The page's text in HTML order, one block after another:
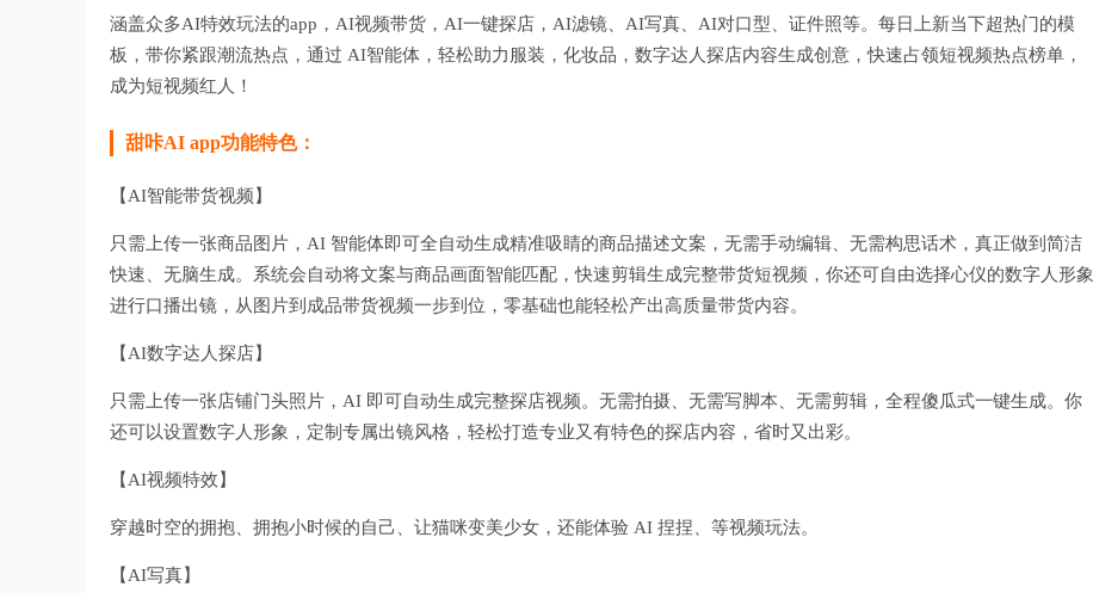
涵盖众多AI特效玩法的app，AI视频带货，AI一键探店，AI滤镜、AI写真、AI对口型、证件照等。每日上新当下超热门的模
板，带你紧跟潮流热点，通过 AI智能体，轻松助力服装，化妆品，数字达人探店内容生成创意，快速占领短视频热点榜单，
成为短视频红人！
甜咔AI app功能特色：
【AI智能带货视频】
只需上传一张商品图片，AI 智能体即可全自动生成精准吸睛的商品描述文案，无需手动编辑、无需构思话术，真正做到简洁
快速、无脑生成。系统会自动将文案与商品画面智能匹配，快速剪辑生成完整带货短视频，你还可自由选择心仪的数字人形象
进行口播出镜，从图片到成品带货视频一步到位，零基础也能轻松产出高质量带货内容。
【AI数字达人探店】
只需上传一张店铺门头照片，AI 即可自动生成完整探店视频。无需拍摄、无需写脚本、无需剪辑，全程傻瓜式一键生成。你
还可以设置数字人形象，定制专属出镜风格，轻松打造专业又有特色的探店内容，省时又出彩。
【AI视频特效】
穿越时空的拥抱、拥抱小时候的自己、让猫咪变美少女，还能体验 AI 捏捏、等视频玩法。
【AI写真】